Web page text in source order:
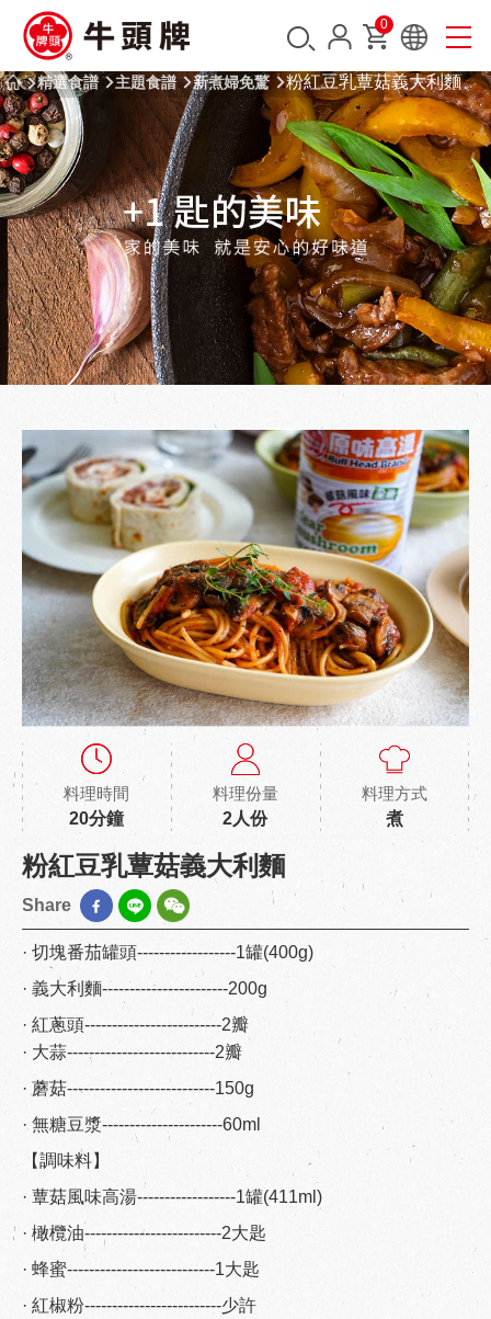
0
精選食譜 主題食譜 新煮婦免驚 粉紅豆乳蕈菇義大利麵
料理時間
20分鐘
料理份量
2人份
料理方式
煮
粉紅豆乳蕈菇義大利麵
Share
· 切塊番茄罐頭------------------1罐(400g)
· 義大利麵-----------------------200g
· 紅蔥頭-------------------------2瓣
· 大蒜---------------------------2瓣
· 蘑菇---------------------------150g
· 無糖豆漿----------------------60ml
【調味料】
· 蕈菇風味高湯------------------1罐(411ml)
· 橄欖油-------------------------2大匙
· 蜂蜜---------------------------1大匙
· 紅椒粉-------------------------少許